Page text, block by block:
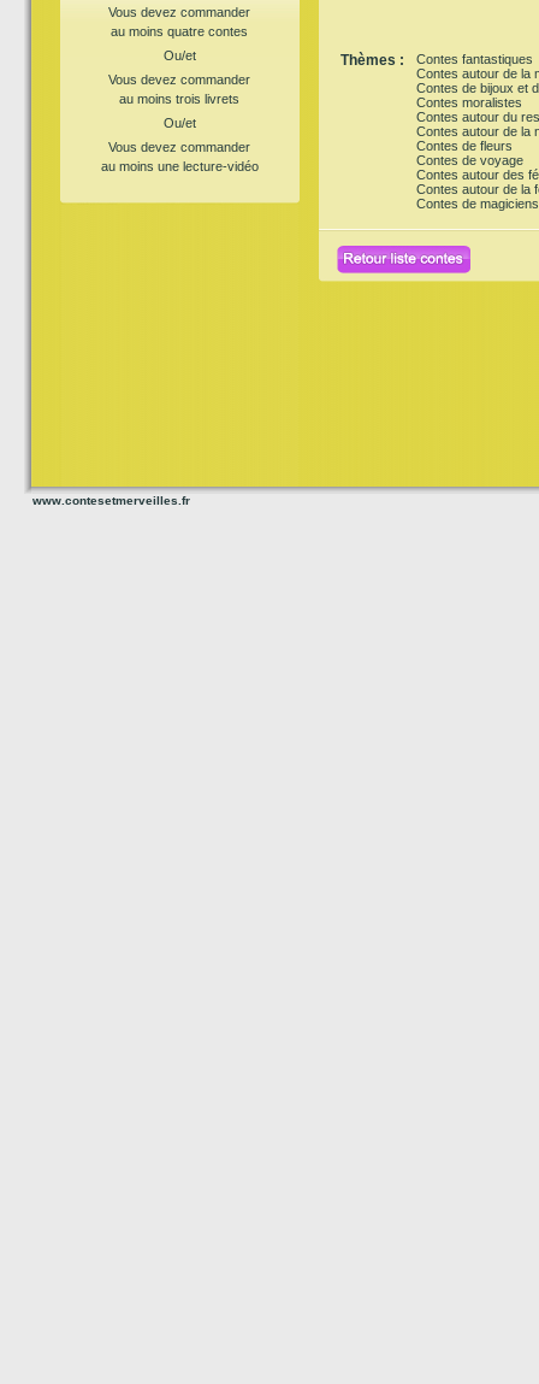
Vous devez commander
au moins quatre contes
Ou/et
Vous devez commander
au moins trois livrets
Ou/et
Vous devez commander
au moins une lecture-vidéo
Thèmes :
Contes fantastiques
Contes autour de la
Contes de bijoux et
Contes moralistes
Contes autour du
Contes autour de la
Contes de fleurs
Contes de voyage
Contes autour des
Contes autour de la
Contes de
www.contesetmerveilles.fr